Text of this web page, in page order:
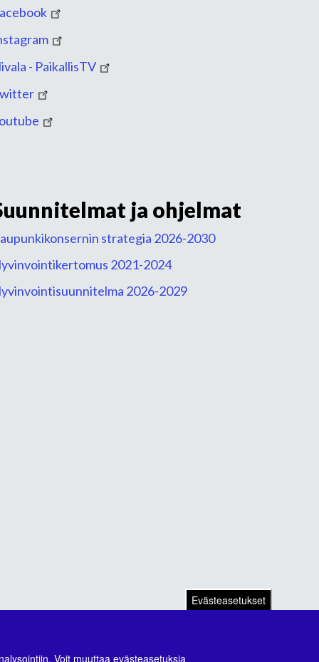
- PaikallisTV
ja ohjelmat
strategia 2026-2030
2021-2024
2026-2029
Evästeasetukset
Voit muuttaa evästeasetuksia